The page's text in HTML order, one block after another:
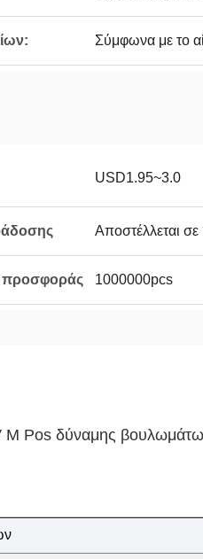
Σύμφωνα με το
USD1.95~3.0
Αποστέλλεται
προσφοράς 1000000pcs
Μ Pos δύναμης